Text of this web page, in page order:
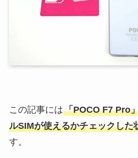
この記事には「POCO F7 Pro
ルSIMが使えるかチェックした
す。